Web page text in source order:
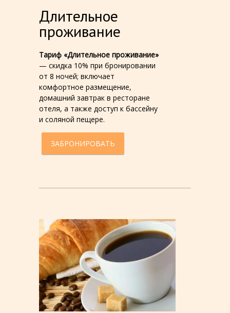
Длительное
проживание
Тариф «Длительное проживание»
— скидка 10% при бронировании
от 8 ночей; включает
комфортное размещение,
домашний завтрак в ресторане
отеля, а также доступ к бассейну
и соляной пещере.
ЗАБРОНИРОВАТЬ